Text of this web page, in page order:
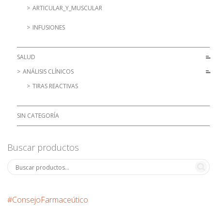
ARTICULAR_Y_MUSCULAR
INFUSIONES
SALUD
ANÁLISIS CLÍNICOS
TIRAS REACTIVAS
SIN CATEGORÍA
Buscar productos
#ConsejoFarmaceútico